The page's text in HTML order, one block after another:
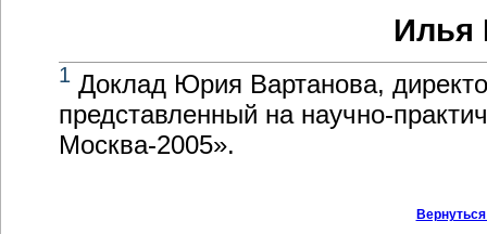
Илья
1 Доклад Юрия Вартанова,
представленный на научно-
Москва-2005».